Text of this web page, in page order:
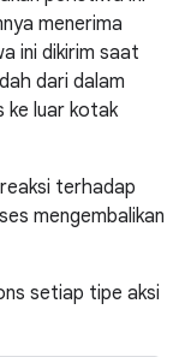
menerima
ini dikirim saat
dari dalam
ke luar kotak
terhadap
mengembalikan
setiap tipe aksi